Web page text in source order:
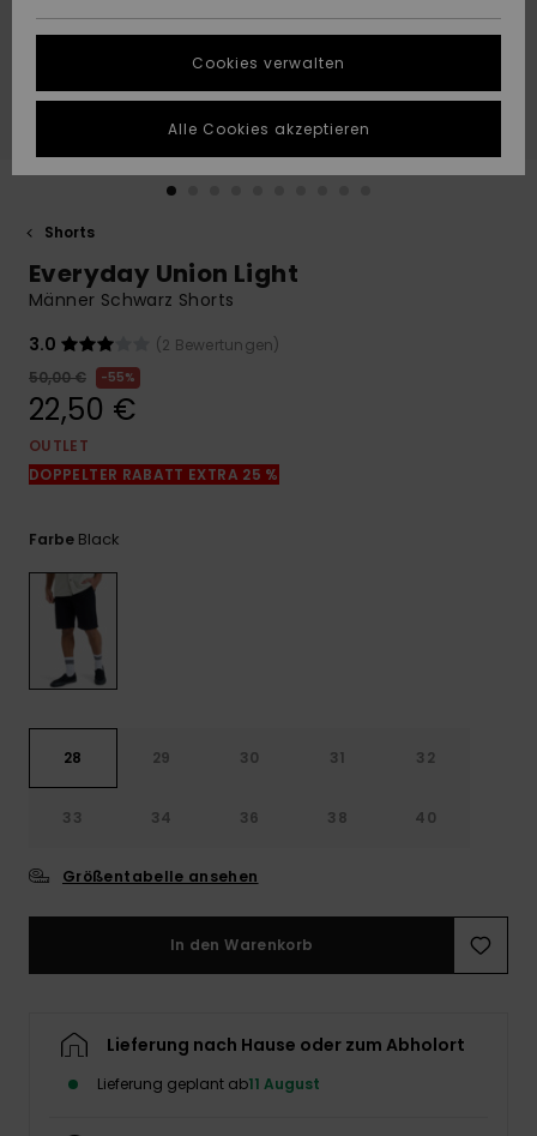
Highlights
Highlights
Starten Sie eine
um die
schnellste
Antwort auf Ihre
Finden Sie
die häufigsten
Fragen sowie
ansehen
SHOPS
QUIKSILVER APP
WUNSCHLISTE
Shorts
Everyday Union Light
Männer Schwarz Shorts
3.0
(2 Bewertungen)
50,00 €
55%
22,50 €
OUTLET
DOPPELTER RABATT EXTRA 25 %
Farbe Black
28 29 30 31 32
33 34 36 38 40
Größentabelle ansehen
In den Warenkorb
Lieferung nach Hause oder zum Abholort
Lieferung geplant ab11 August
Cookies verwalten
Alle Cookies akzeptieren